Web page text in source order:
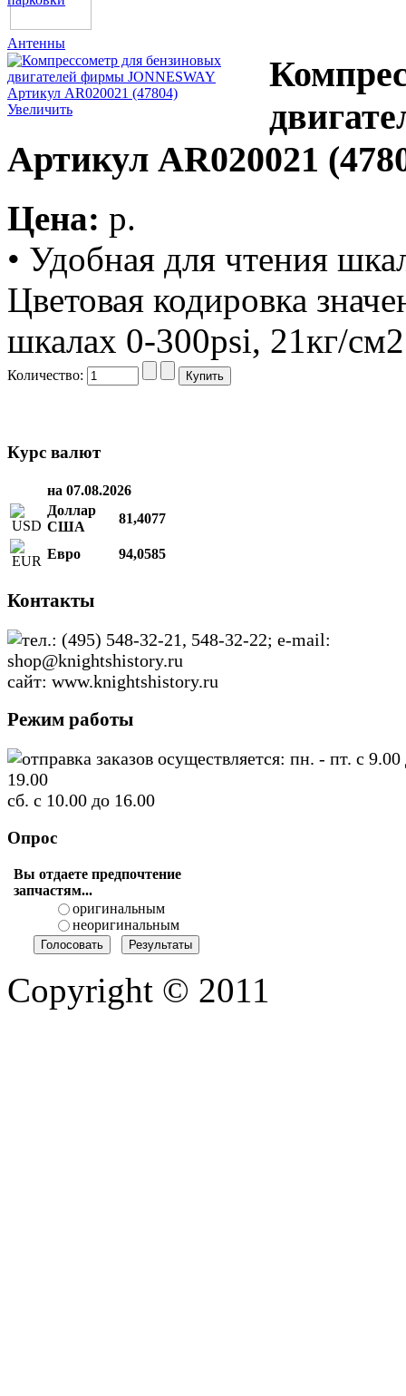
Антенны
Увеличить
Артикул AR020021
Цена: p.
• Удобная для чтения
Цветовая кодировка
шкалах 0-300psi, 21кг/
Количество:
Курс валют
на 07.08.2026
Доллар
США
81,4077
Евро 94,0585
Контакты
тел.: (495) 548-32-21, 548-32-22; e-mail:
shop@knightshistory.ru
сайт: www.knightshistory.ru
Режим работы
отправка заказов осуществляется: пн. - пт. с 9.00
19.00
сб. с 10.00 до 16.00
Опрос
Вы отдаете предпочтение
запчастям...
оригинальным
неоригинальным
Copyright © 2011